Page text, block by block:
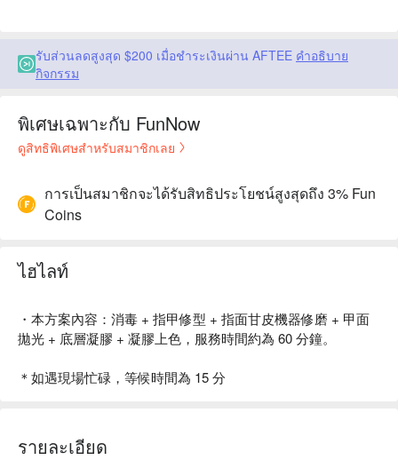
รับส่วนลดสูงสุด $200 เมื่อชำระเงินผ่าน AFTEE คำอธิบาย
กิจกรรม
พิเศษเฉพาะกับ FunNow
ดูสิทธิพิเศษสำหรับสมาชิกเลย
การเป็นสมาชิกจะได้รับสิทธิประโยชน์สูงสุดถึง 3% Fun
Coins
ไฮไลท์
・本方案內容：消毒 + 指甲修型 + 指面甘皮機器修磨 + 甲面
拋光 + 底層凝膠 + 凝膠上色，服務時間約為 60 分鐘。
＊如遇現場忙碌，等候時間為 15 分
รายละเอียด